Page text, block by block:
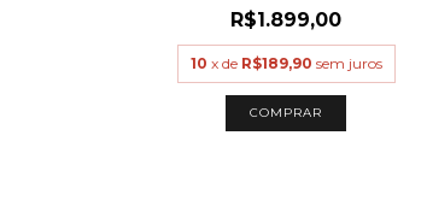
R$1.899,00
10 x de R$189,90 sem juros
COMPRAR